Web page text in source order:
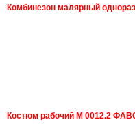
Комбинезон малярный
Костюм рабочий М 0012.2